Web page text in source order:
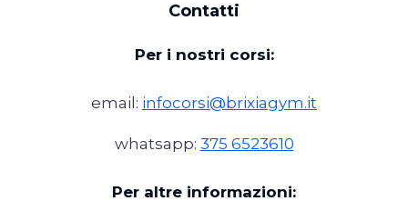
Contatti
Per i nostri corsi:
email: infocorsi@brixiagym.it
whatsapp: 375 6523610
Per altre informazioni: